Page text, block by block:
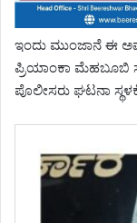
ಇಂದು ಮುಂಜಾನೆ ಈ
ಪ್ರಿಯಾಂಕಾ ಮೆಹಬೂಬಿ
ಪೊಲೀಸರು ಘಟನಾ